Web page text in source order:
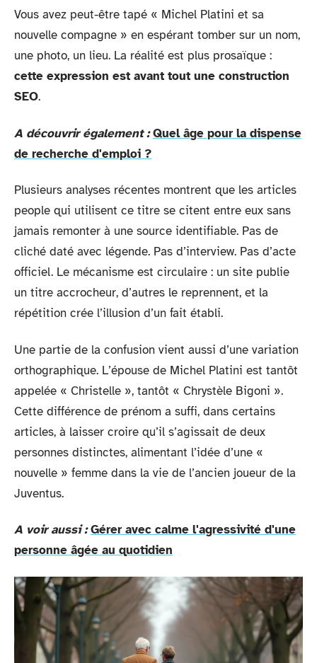
Vous avez peut-être tapé « Michel Platini et sa
nouvelle compagne » en espérant tomber sur un nom,
une photo, un lieu. La réalité est plus prosaïque :
cette expression est avant tout une construction
SEO.
A découvrir également : Quel âge pour la dispense
de recherche d'emploi ?
Plusieurs analyses récentes montrent que les articles
people qui utilisent ce titre se citent entre eux sans
jamais remonter à une source identifiable. Pas de
cliché daté avec légende. Pas d’interview. Pas d’acte
officiel. Le mécanisme est circulaire : un site publie
un titre accrocheur, d’autres le reprennent, et la
répétition crée l’illusion d’un fait établi.
Une partie de la confusion vient aussi d’une variation
orthographique. L’épouse de Michel Platini est tantôt
appelée « Christelle », tantôt « Chrystèle Bigoni ».
Cette différence de prénom a suffi, dans certains
articles, à laisser croire qu’il s’agissait de deux
personnes distinctes, alimentant l’idée d’une «
nouvelle » femme dans la vie de l’ancien joueur de la
Juventus.
A voir aussi : Gérer avec calme l'agressivité d'une
personne âgée au quotidien